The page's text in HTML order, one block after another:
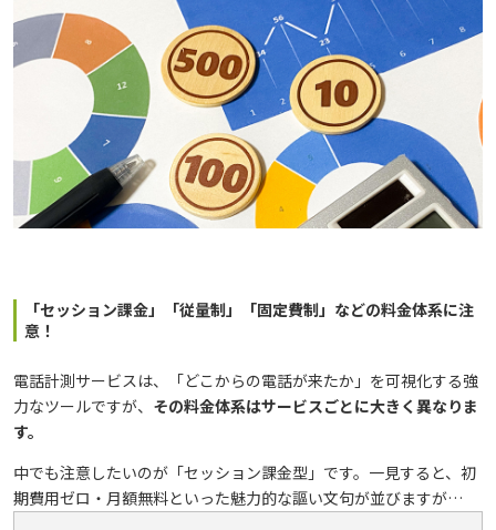
「セッション課金」「従量制」「固定費制」などの料金体系に注
意！
電話計測サービスは、「どこからの電話が来たか」を可視化する強
力なツールですが、 その料金体系はサービスごとに大きく異なりま
す。
中でも注意したいのが「セッション課金型」です。一見すると、初
期費用ゼロ・月額無料といった魅力的な謳い文句が並びますが…